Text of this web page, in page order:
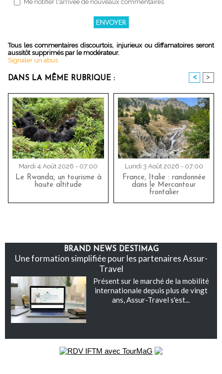
Me notifier l'arrivée de nouveaux commentaires
Tous les commentaires discourtois, injurieux ou diffamatoires seront
aussitôt supprimés par le modérateur.
Signaler un abus
DANS LA MÊME RUBRIQUE : < >
Mardi 4 Août 2026 - 07:00
Le Rwanda, un tourisme à
haute altitude
Lundi 3 Août 2026 - 07:00
France, Italie : randonnée
dans le Mercantour
frontalier
BRAND NEWS DESTIMAG
Une formation simplifiée pour les partenaires Assur-
Travel
Présent sur le marché de la mobilité
internationale depuis plus de vingt
ans, Assur-Travel s'est...